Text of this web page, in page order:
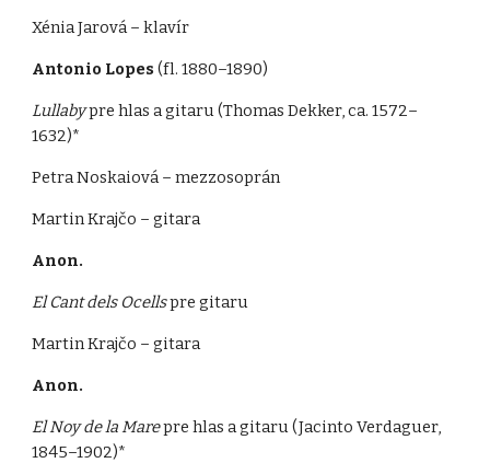
Xénia Jarová – klavír
Antonio Lopes(fl. 1880–1890)
Lullabypre hlas a gitaru (Thomas Dekker, ca. 1572–
1632)*
Petra Noskaiová – mezzosoprán
Martin Krajčo – gitara
Anon.
El Cant dels Ocellspre gitaru
Martin Krajčo – gitara
Anon.
El Noy de la Marepre hlas a gitaru (Jacinto Verdaguer,
1845–1902)*